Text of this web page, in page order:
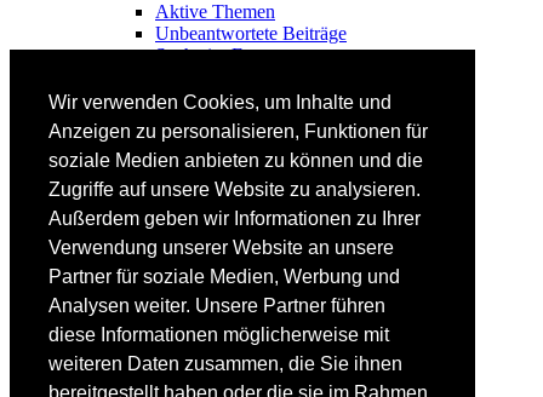
Wir verwenden Cookies, um Inhalte und
Anzeigen zu personalisieren, Funktionen für
soziale Medien anbieten zu können und die
Zugriffe auf unsere Website zu analysieren.
Außerdem geben wir Informationen zu Ihrer
Verwendung unserer Website an unsere
Partner für soziale Medien, Werbung und
Analysen weiter. Unsere Partner führen
diese Informationen möglicherweise mit
weiteren Daten zusammen, die Sie ihnen
Aktive Themen
Unbeantwortete Beiträge
Suche im Forum
FAHRTECHNIK
Fortgeschrittene
Lehrplan
Videoanalyse
SKI
SKITEST
Ski-FAQ
Tipps Ski-Kauf
Ski-Typen
Skishops